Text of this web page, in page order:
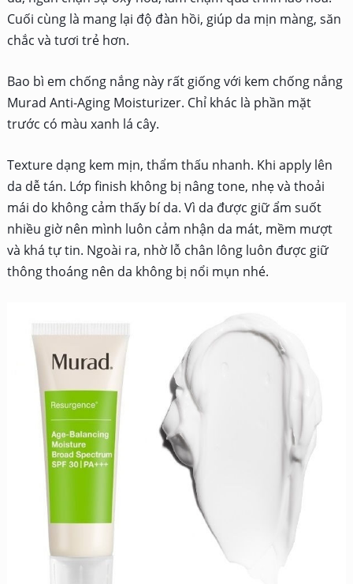
Cuối cùng là mang lại độ đàn hồi, giúp da mịn màng, săn
chắc và tươi trẻ hơn.
Bao bì em chống nắng này rất giống với kem chống nắng
Murad Anti-Aging Moisturizer. Chỉ khác là phần mặt
trước có màu xanh lá cây.
Texture dạng kem mịn, thẩm thấu nhanh. Khi apply lên
da dễ tán. Lớp finish không bị nâng tone, nhẹ và thoải
mái do không cảm thấy bí da. Vì da được giữ ẩm suốt
nhiều giờ nên mình luôn cảm nhận da mát, mềm mượt
và khá tự tin. Ngoài ra, nhờ lỗ chân lông luôn được giữ
thông thoáng nên da không bị nổi mụn nhé.